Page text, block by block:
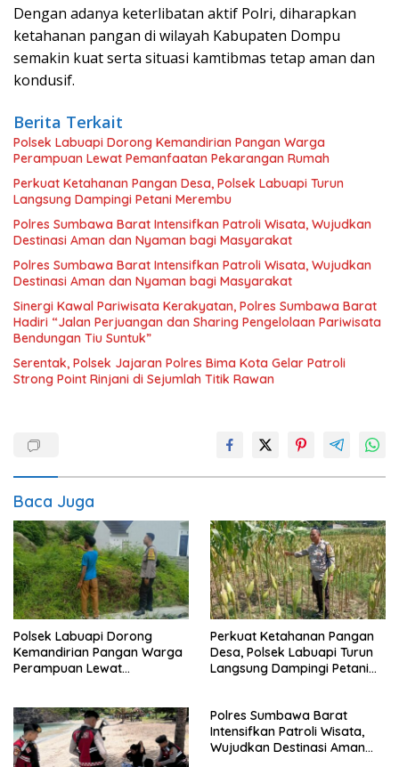
Dengan adanya keterlibatan aktif Polri, diharapkan
ketahanan pangan di wilayah Kabupaten Dompu
semakin kuat serta situasi kamtibmas tetap aman dan
kondusif.
Berita Terkait
Polsek Labuapi Dorong Kemandirian Pangan Warga
Perampuan Lewat Pemanfaatan Pekarangan Rumah
Perkuat Ketahanan Pangan Desa, Polsek Labuapi Turun
Langsung Dampingi Petani Merembu
Polres Sumbawa Barat Intensifkan Patroli Wisata, Wujudkan
Destinasi Aman dan Nyaman bagi Masyarakat
Polres Sumbawa Barat Intensifkan Patroli Wisata, Wujudkan
Destinasi Aman dan Nyaman bagi Masyarakat
Sinergi Kawal Pariwisata Kerakyatan, Polres Sumbawa Barat
Hadiri “Jalan Perjuangan dan Sharing Pengelolaan Pariwisata
Bendungan Tiu Suntuk”
Serentak, Polsek Jajaran Polres Bima Kota Gelar Patroli
Strong Point Rinjani di Sejumlah Titik Rawan
Baca Juga
Polsek Labuapi Dorong
Kemandirian Pangan Warga
Perampuan Lewat
Perkuat Ketahanan Pangan
Desa, Polsek Labuapi Turun
Langsung Dampingi Petani
Polres Sumbawa Barat
Intensifkan Patroli Wisata,
Wujudkan Destinasi Aman